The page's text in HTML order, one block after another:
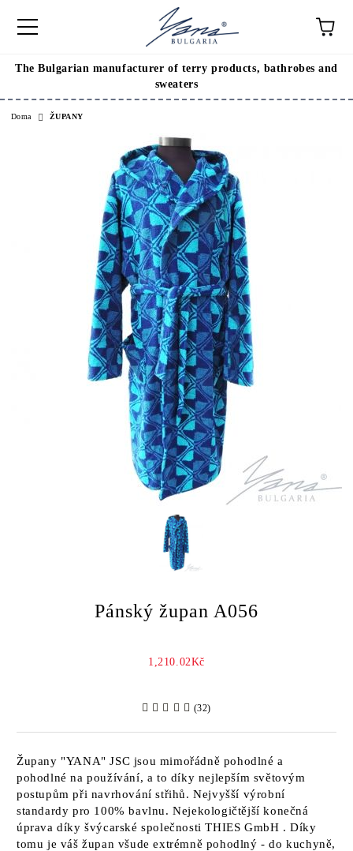
The Bulgarian manufacturer of terry products, bathrobes and
sweaters
Doma ŽUPANY
Pánský župan A056
1,210.02Kč
(32)
Župany "YANA" JSC jsou mimořádně pohodlné a
pohodlné na používání, a to díky nejlepším světovým
postupům při navrhování střihů. Nejvyšší výrobní
standardy pro 100% bavlnu. Nejekologičtější konečná
úprava díky švýcarské společnostiTHIES GmbH . Díky
tomu je váš župan všude extrémně pohodlný - do kuchyně,